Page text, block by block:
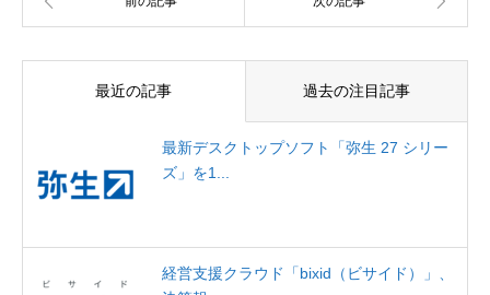
最近の記事 過去の注目記事
最新デスクトップソフト「弥生 27 シリー
ズ」を1...
経営支援クラウド「bixid（ビサイド）」、